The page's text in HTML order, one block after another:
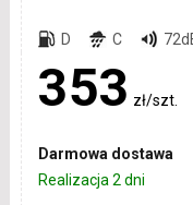
D C
353 zł/szt.
Darmowa dostawa
Realizacja 2 dni